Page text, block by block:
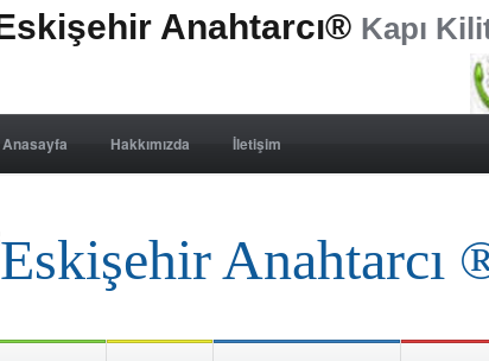
Anahtarcı® Kapı
Anasayfa Hakkımızda İletişim